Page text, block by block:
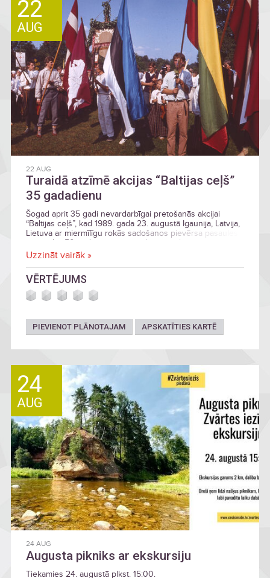
22
AUG
22 AUG
Turaidā atzīmē akcijas “Baltijas ceļš”
35 gadadienu
Šogad aprit 35 gadi nevardarbīgai pretošanās akcijai
“Baltijas ceļš”, kad 1989. gada 23. augustā Igaunija, Latvija,
Lietuva ar miermīlīgu rokās sadošanos pievērsa pasaules
uzmanību 50 gadus seniem notikumiem, kas izmainīja gan
triju Baltijas valstu likteņus, gan visas Eiropas un pasaules
Uzzināt vairāk »
VĒRTĒJUMS
PIEVIENOT PLĀNOTAJAM APSKATĪTIES KARTĒ
24
AUG
24 AUG
Augusta pikniks ar ekskursiju
Tiekamies 24. augustā plkst. 15:00.